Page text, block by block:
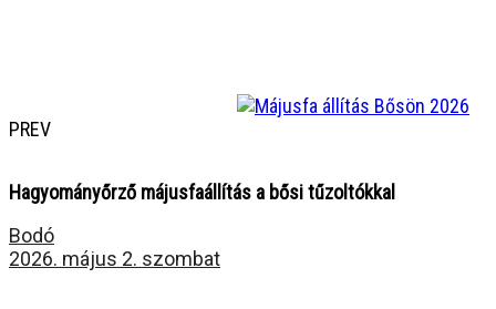
PREV
Hagyományőrző májusfaállítás a bősi tűzoltókkal
Bodó
2026. május 2. szombat